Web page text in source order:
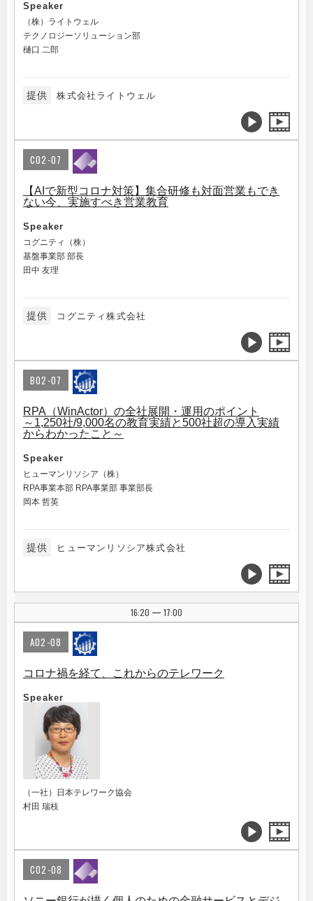
Speaker
（株）ライトウェル
テクノロジーソリューション部
樋口 二郎
提供 株式会社ライトウェル
C02-07
【AIで新型コロナ対策】集合研修も対面営業もでき
ない今、実施すべき営業教育
Speaker
コグニティ（株）
基盤事業部 部長
田中 友理
提供 コグニティ株式会社
B02-07
RPA（WinActor）の全社展開・運用のポイント
～1,250社/9,000名の教育実績と500社超の導入実績
からわかったこと～
Speaker
ヒューマンリソシア（株）
RPA事業本部 RPA事業部 事業部長
岡本 哲英
提供 ヒューマンリソシア株式会社
16:20 | 17:00
A02-08
コロナ禍を経て、これからのテレワーク
Speaker
（一社）日本テレワーク協会
村田 瑞枝
C02-08